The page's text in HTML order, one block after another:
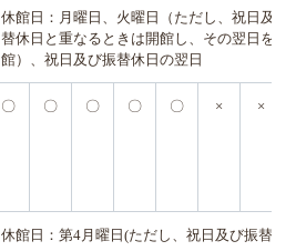
休館日：月曜日、火曜日（ただし、祝日及び
替休日と重なるときは開館し、その翌日を休
館）、祝日及び振替休日の翌日
〇 〇 〇 〇 〇 × ×
休館日：第4月曜日(ただし、祝日及び振替休